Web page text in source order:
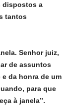
dispostos a
tantos
Senhor juiz,
de assuntos
da honra de um
para que
à janela”.